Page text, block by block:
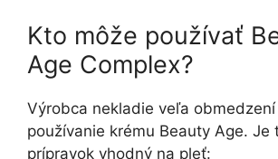
Kto môže používať
Age Complex?
Výrobca nekladie veľa obmedzení
používanie krému Beauty Age. Je
prípravok vhodný na pleť: